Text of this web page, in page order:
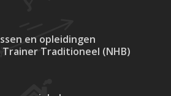
en opleidingen
Traditioneel (NHB)